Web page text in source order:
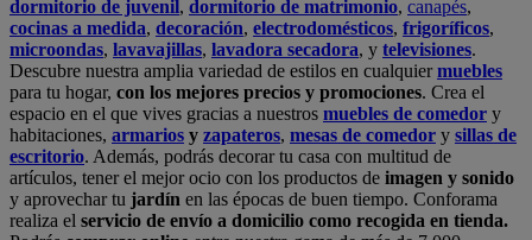
dormitorio de juvenil, dormitorio de matrimonio, canapés,
cocinas a medida, decoración, electrodomésticos, frigoríficos,
microondas, lavavajillas, lavadora secadora, y televisiones.
Descubre nuestra amplia variedad de estilos en cualquiermuebles
para tu hogar, con los mejores precios y promociones. Crea el
espacio en el que vives gracias a nuestros muebles de comedor y
habitaciones, armarios y zapateros, mesas de comedor y sillas de
escritorio. Además, podrás decorar tu casa con multitud de
artículos, tener el mejor ocio con los productos de imagen y sonido
y aprovechar tu jardín en las épocas de buen tiempo. Conforama
realiza el servicio de envío a domicilio como recogida en tienda.